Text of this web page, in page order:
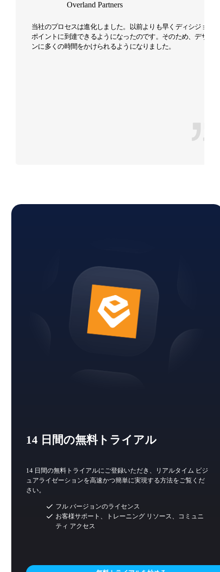
Overland Partners
当社のプロセスは進化しました。以前よりも早くディシジョン
ポイントに到達できるようになったのです。そのため、デザイ
ンに多くの時間をかけられるようになりました。
14 日間の無料トライアル
14 日間の無料トライアルにご登録いただき、リアルタイム ビジ
ュアライゼーションを高速かつ簡単に実現する方法をご覧くだ
さい。
フル バージョンのライセンス
お客様サポート、トレーニング リソース、コミュニ
ティ アクセス